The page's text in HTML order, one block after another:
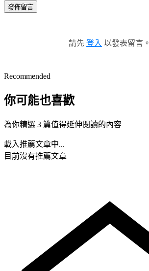
發佈留言
請先 登入 以發表留言。
Recommended
你可能也喜歡
為你精選 3 篇值得延伸閱讀的內容
載入推薦文章中...
目前沒有推薦文章